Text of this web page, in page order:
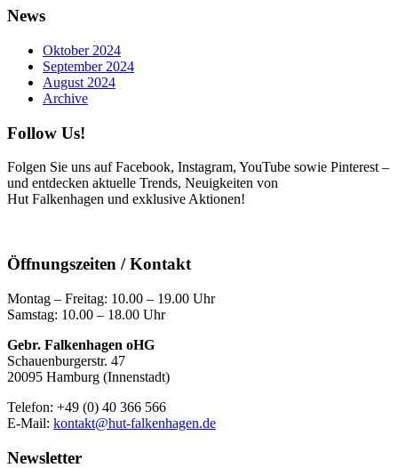
News
Oktober 2024
September 2024
August 2024
Archive
Follow Us!
Folgen Sie uns auf Facebook, Instagram, YouTube sowie Pinterest –
und entdecken aktuelle Trends, Neuigkeiten von
Hut Falkenhagen und exklusive Aktionen!
Öffnungszeiten / Kontakt
Montag – Freitag: 10.00 – 19.00 Uhr
Samstag: 10.00 – 18.00 Uhr
Gebr. Falkenhagen oHG
Schauenburgerstr. 47
20095 Hamburg (Innenstadt)
Telefon: +49 (0) 40 366 566
E-Mail: kontakt@hut-falkenhagen.de
Newsletter